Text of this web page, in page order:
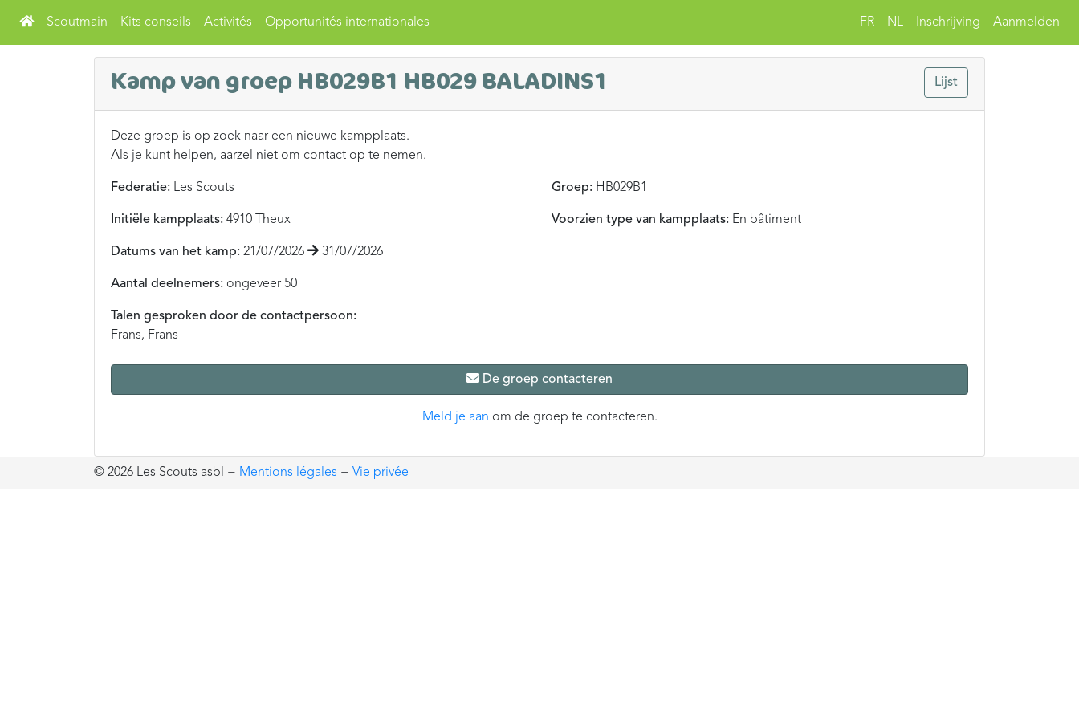
Scoutmain Kits conseils Activités Opportunités internationales FR NL Inschrijving Aanmelden
Lijst
Kamp van groep HB029B1 HB029 BALADINS1
Deze groep is op zoek naar een nieuwe kampplaats.
Als je kunt helpen, aarzel niet om contact op te nemen.
Federatie: Les Scouts Groep: HB029B1
Initiële kampplaats: 4910 Theux Voorzien type van kampplaats: En bâtiment
Datums van het kamp: 21/07/2026 31/07/2026
Aantal deelnemers: ongeveer 50
Talen gesproken door de contactpersoon:
Frans, Frans
De groep contacteren
Meld je aan om de groep te contacteren.
© 2026 Les Scouts asbl − Mentions légales − Vie privée